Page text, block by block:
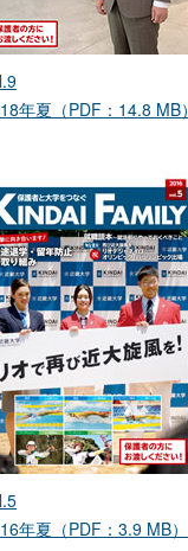
年夏（PDF：14.8 MB）
年夏（PDF：3.9 MB）